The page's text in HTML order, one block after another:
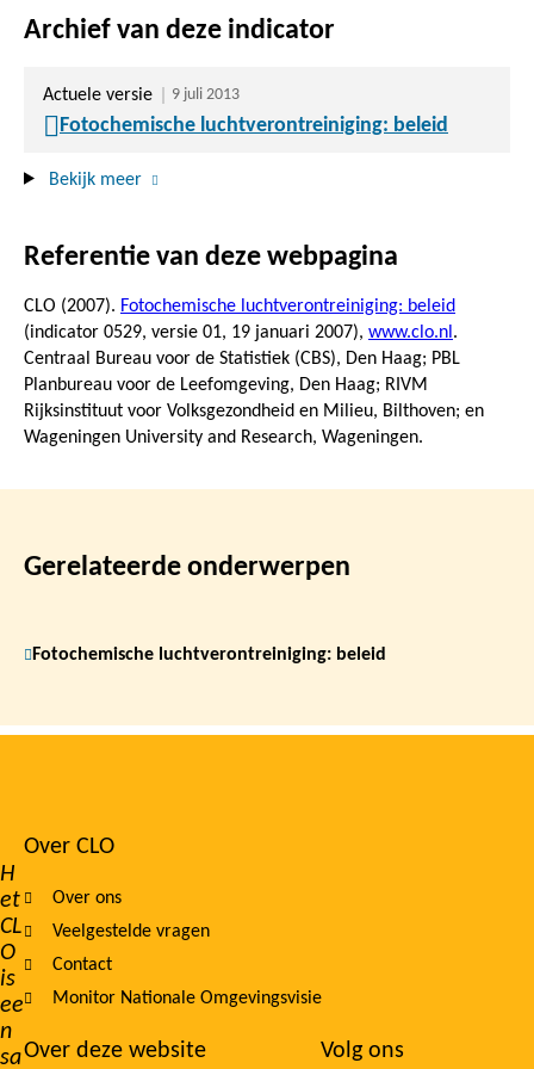
Archief van deze indicator
Actuele versie 9 juli 2013
Fotochemische luchtverontreiniging: beleid
Bekijk meer
Referentie van deze webpagina
CLO (2007). Fotochemische luchtverontreiniging: beleid
(indicator 0529, versie 01, 19 januari 2007), www.clo.nl .
Centraal Bureau voor de Statistiek (CBS), Den Haag; PBL
Planbureau voor de Leefomgeving, Den Haag; RIVM
Rijksinstituut voor Volksgezondheid en Milieu, Bilthoven; en
Wageningen University and Research, Wageningen.
Gerelateerde onderwerpen
Fotochemische luchtverontreiniging: beleid
H
et
CL
O
is
ee
n
sa
Footer
navigation
Over CLO
Over ons
Veelgestelde vragen
Contact
Monitor Nationale Omgevingsvisie
Over deze website Volg ons